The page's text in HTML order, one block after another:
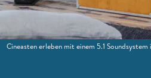
Cineasten erleben mit einem 5.1